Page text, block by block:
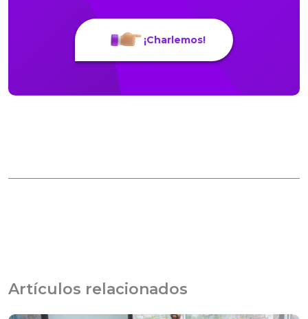
¡Charlemos!
Artículos relacionados